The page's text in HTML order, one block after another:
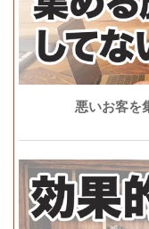
悪いお客を